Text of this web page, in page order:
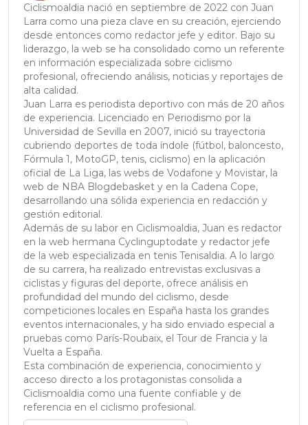
Ciclismoaldia nació en septiembre de 2022 con Juan
Larra como una pieza clave en su creación, ejerciendo
desde entonces como redactor jefe y editor. Bajo su
liderazgo, la web se ha consolidado como un referente
en información especializada sobre ciclismo
profesional, ofreciendo análisis, noticias y reportajes de
alta calidad.
Juan Larra es periodista deportivo con más de 20 años
de experiencia. Licenciado en Periodismo por la
Universidad de Sevilla en 2007, inició su trayectoria
cubriendo deportes de toda índole (fútbol, baloncesto,
Fórmula 1, MotoGP, tenis, ciclismo) en la aplicación
oficial de La Liga, las webs de Vodafone y Movistar, la
web de NBA Blogdebasket y en la Cadena Cope,
desarrollando una sólida experiencia en redacción y
gestión editorial.
Además de su labor en Ciclismoaldia, Juan es redactor
en la web hermana Cyclinguptodate y redactor jefe
de la web especializada en tenis Tenisaldia. A lo largo
de su carrera, ha realizado entrevistas exclusivas a
ciclistas y figuras del deporte, ofrece análisis en
profundidad del mundo del ciclismo, desde
competiciones locales en España hasta los grandes
eventos internacionales, y ha sido enviado especial a
pruebas como París-Roubaix, el Tour de Francia y la
Vuelta a España.
Esta combinación de experiencia, conocimiento y
acceso directo a los protagonistas consolida a
Ciclismoaldia como una fuente confiable y de
referencia en el ciclismo profesional.